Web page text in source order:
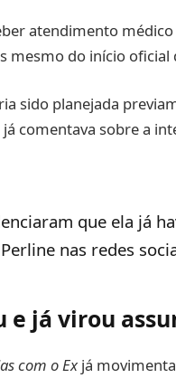
atendimento médico
mesmo do início
sido planejada
comentava sobre a
que ela já
nas redes
e já virou
com o Exjá